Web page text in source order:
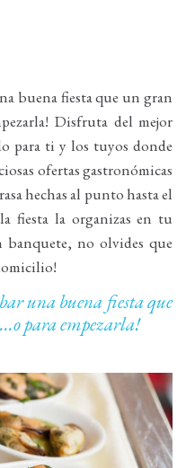
buena fiesta que un gran
Disfruta del mejor
para ti y los tuyos donde
ofertas gastronómicas
hechas al punto hasta el
fiesta la organizas en tu
banquete, no olvides que
una buena fiesta que
para empezarla!